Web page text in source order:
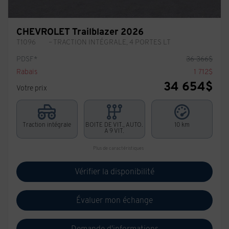
CHEVROLET Trailblazer 2026
T1096
– TRACTION INTÉGRALE, 4 PORTES LT
PDSF*
36 366$
Rabais
1 712$
Votre prix
34 654$
Traction intégrale
BOITE DE VIT., AUTO.
A 9 VIT.
10 km
Plus de caractéristiques
Vérifier la disponibilité
Évaluer mon échange